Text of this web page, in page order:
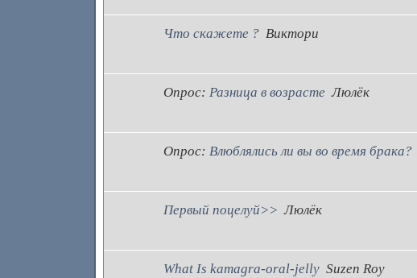
Что скажете ? Виктори
Опрос: Разница в возрасте Люлёк
Опрос: Влюблялись ли вы во время брака?
Первый поцелуй>> Люлёк
What Is kamagra-oral-jelly Suzen Roy